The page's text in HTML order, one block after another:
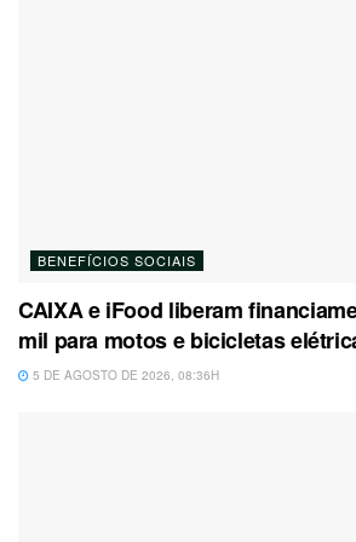
BENEFÍCIOS SOCIAIS
CAIXA e iFood liberam
mil para motos e bicicletas
5 DE AGOSTO DE 2026, 08:36H